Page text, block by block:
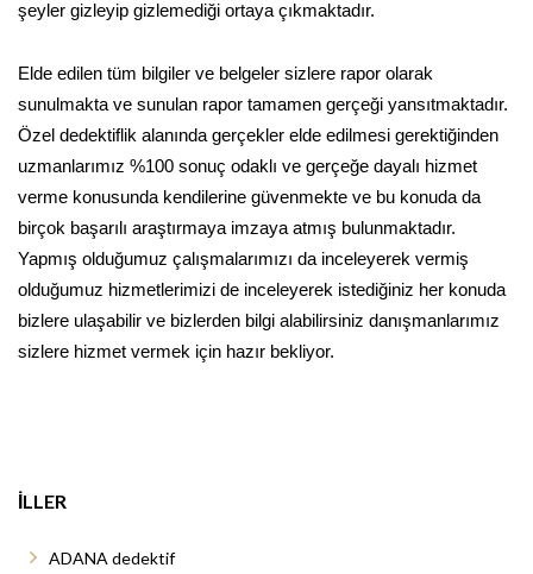
şeyler gizleyip gizlemediği ortaya çıkmaktadır.
Elde edilen tüm bilgiler ve belgeler sizlere rapor olarak
sunulmakta ve sunulan rapor tamamen gerçeği yansıtmaktadır.
Özel dedektiflik alanında gerçekler elde edilmesi gerektiğinden
uzmanlarımız %100 sonuç odaklı ve gerçeğe dayalı hizmet
verme konusunda kendilerine güvenmekte ve bu konuda da
birçok başarılı araştırmaya imzaya atmış bulunmaktadır.
Yapmış olduğumuz çalışmalarımızı da inceleyerek vermiş
olduğumuz hizmetlerimizi de inceleyerek istediğiniz her konuda
bizlere ulaşabilir ve bizlerden bilgi alabilirsiniz danışmanlarımız
sizlere hizmet vermek için hazır bekliyor.
İLLER
ADANA dedektif